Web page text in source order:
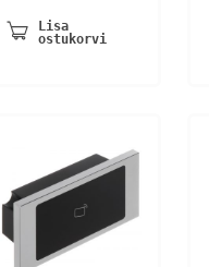
Lisa
ostukorvi